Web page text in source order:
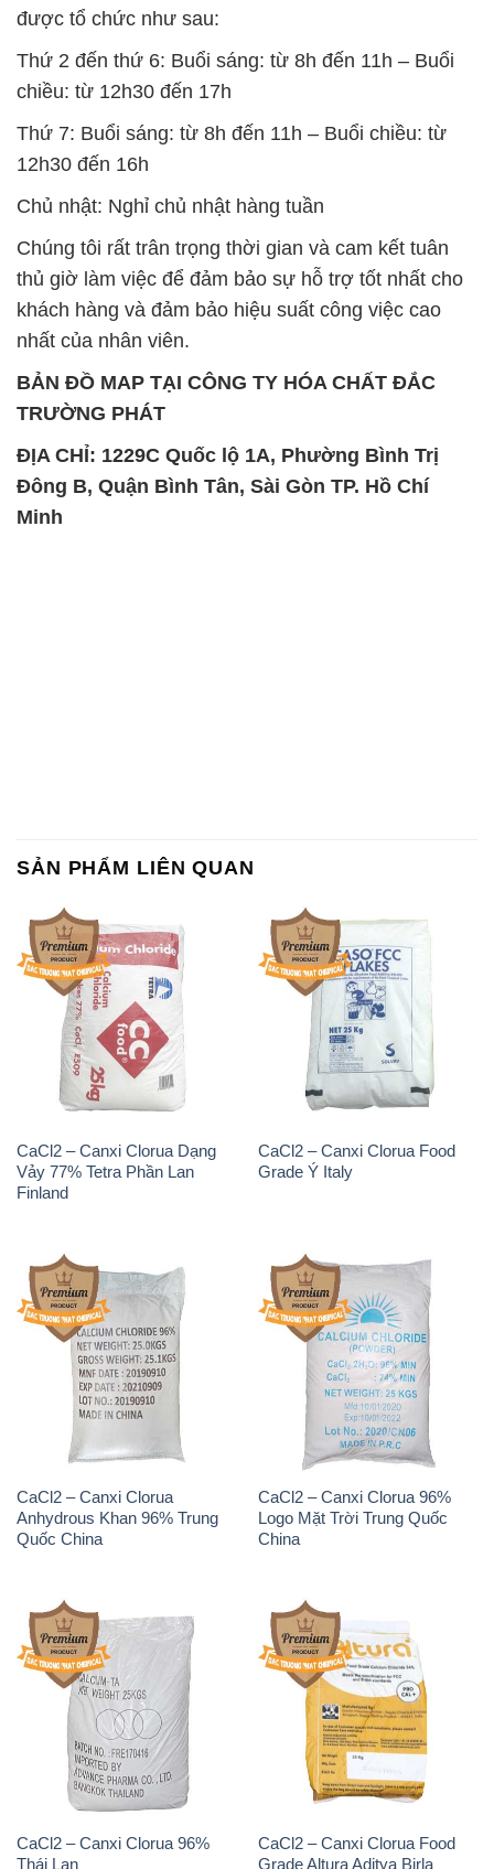
được tổ chức như sau:
Thứ 2 đến thứ 6: Buổi sáng: từ 8h đến 11h – Buổi
chiều: từ 12h30 đến 17h
Thứ 7: Buổi sáng: từ 8h đến 11h – Buổi chiều: từ
12h30 đến 16h
Chủ nhật: Nghỉ chủ nhật hàng tuần
Chúng tôi rất trân trọng thời gian và cam kết tuân
thủ giờ làm việc để đảm bảo sự hỗ trợ tốt nhất cho
khách hàng và đảm bảo hiệu suất công việc cao
nhất của nhân viên.
BẢN ĐỒ MAP TẠI CÔNG TY HÓA CHẤT ĐẮC
TRƯỜNG PHÁT
ĐỊA CHỈ: 1229C Quốc lộ 1A, Phường Bình Trị
Đông B, Quận Bình Tân, Sài Gòn TP. Hồ Chí
Minh
SẢN PHẨM LIÊN QUAN
CaCl2 – Canxi Clorua Dạng
Vảy 77% Tetra Phần Lan
Finland
CaCl2 – Canxi Clorua Food
Grade Ý Italy
CaCl2 – Canxi Clorua
Anhydrous Khan 96% Trung
Quốc China
CaCl2 – Canxi Clorua 96%
Logo Mặt Trời Trung Quốc
China
CaCl2 – Canxi Clorua 96%
Thái Lan
CaCl2 – Canxi Clorua Food
Grade Altura Aditya Birla